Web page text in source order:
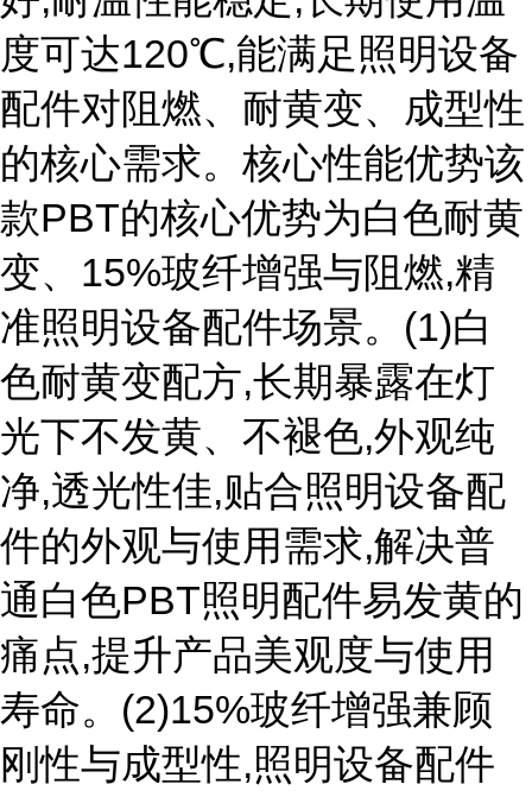
度可达120℃,能满足照明设备
配件对阻燃、耐黄变、成型性
的核心需求。核心性能优势该
款PBT的核心优势为白色耐黄
变、15%玻纤增强与阻燃,精
准照明设备配件场景。(1)白
色耐黄变配方,长期暴露在灯
光下不发黄、不褪色,外观纯
净,透光性佳,贴合照明设备配
件的外观与使用需求,解决普
通白色PBT照明配件易发黄的
痛点,提升产品美观度与使用
寿命。(2)15%玻纤增强兼顾
刚性与成型性,照明设备配件